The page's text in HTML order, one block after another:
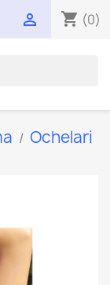
shopping_cart (0)

Ochelari